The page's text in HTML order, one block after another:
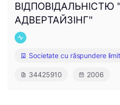
ВІДПОВІДАЛЬНІСТЮ
АДВЕРТАЙЗІНГ"
Societate cu răspundere
34425910 2006